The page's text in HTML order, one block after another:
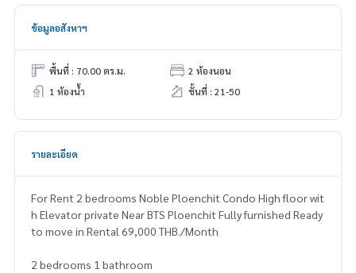
ข้อมูลอสังหาฯ
พื้นที่ : 70.00 ตร.ม.
2 ห้องนอน
1 ห้องน้ำ
ชั้นที่ : 21-50
รายละเอียด
For Rent 2 bedrooms Noble Ploenchit Condo High floor wit
h Elevator private Near BTS Ploenchit Fully furnished Ready
to move in Rental 69,000 THB./Month
2 bedrooms 1 bathroom